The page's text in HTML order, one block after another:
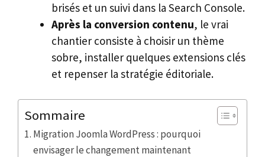
brisés et un suivi dans la Search Console.
Après la conversion contenu, le vrai
chantier consiste à choisir un thème
sobre, installer quelques extensions clés
et repenser la stratégie éditoriale.
Sommaire
Migration Joomla WordPress : pourquoi
envisager le changement maintenant